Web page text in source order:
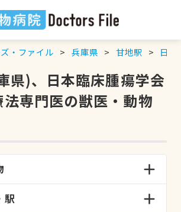
・ファイル 兵庫県 甘地駅 日本
県)、日本臨床腫瘍学会
専門医の獣医・動物
駅